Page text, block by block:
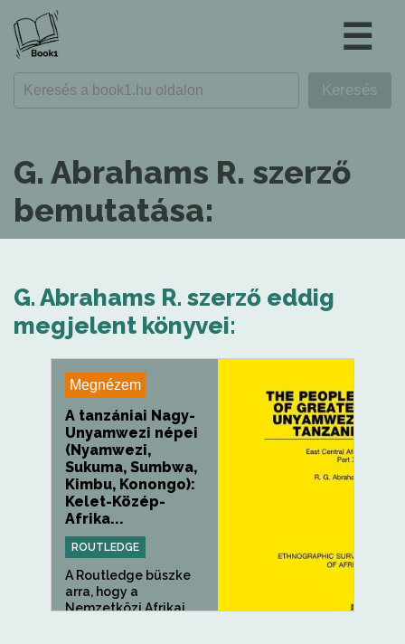
☰
G. Abrahams R. szerző
bemutatása:
G. Abrahams R. szerző eddig
megjelent könyvei:
Megnézem
A tanzániai Nagy-
Unyamwezi népei
(Nyamwezi,
Sukuma, Sumbwa,
Kimbu, Konongo):
Kelet-Közép-
Afrika...
ROUTLEDGE
A Routledge büszke
arra, hogy a
Nemzetközi Afrikai...